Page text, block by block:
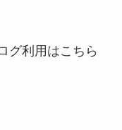
グ利用はこちら